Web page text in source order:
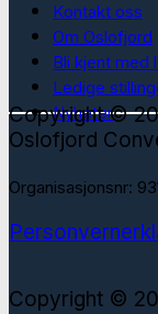
Kontakt oss
Om Oslofjord
Bli kjent med
Ledige
Nyheter
Copyright ©
Oslofjord
Organisasjonsnr:
Copyright ©